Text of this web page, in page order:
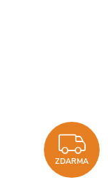
ZDARMA